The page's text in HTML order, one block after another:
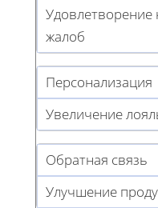
Удовлетворение
жалоб
Персонализация
Увеличение
Обратная связь
Улучшение